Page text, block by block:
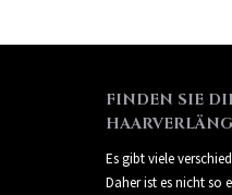
FINDEN SIE
Es gibt viele
Daher ist es nicht so